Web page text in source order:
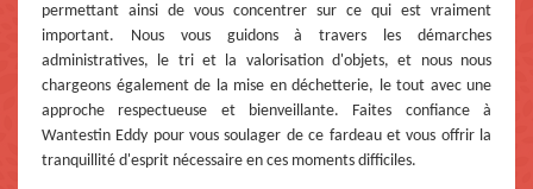
permettant ainsi de vous concentrer sur ce qui est vraiment
important. Nous vous guidons à travers les démarches
administratives, le tri et la valorisation d'objets, et nous nous
chargeons également de la mise en déchetterie, le tout avec une
approche respectueuse et bienveillante. Faites confiance à
Wantestin Eddy pour vous soulager de ce fardeau et vous offrir la
tranquillité d'esprit nécessaire en ces moments difficiles.